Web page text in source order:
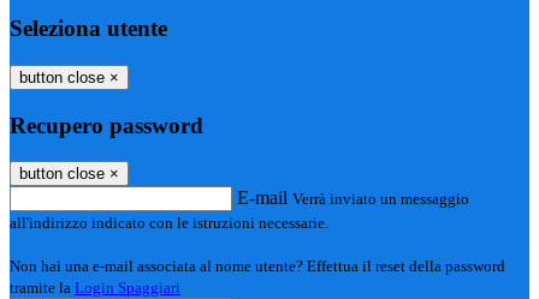
Seleziona utente
button close ×
Recupero password
button close ×
E-mail Verrà inviato un messaggio
all'indirizzo indicato con le istruzioni necessarie.
Non hai una e-mail associata al nome utente? Effettua il reset della password
tramite la Login Spaggiari